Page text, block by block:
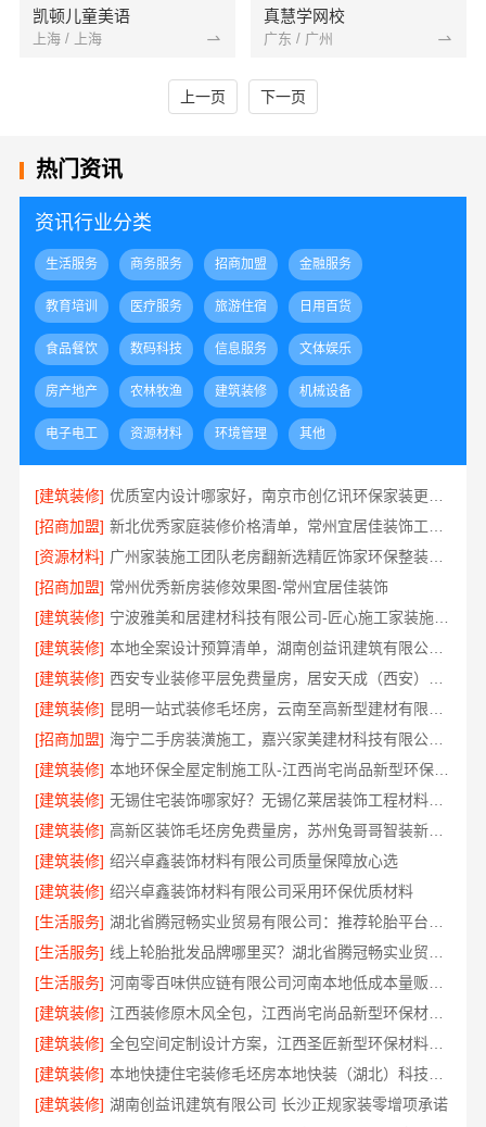
凯顿儿童美语
上海 / 上海
真慧学网校
广东 / 广州
上一页 下一页
热门资讯
资讯行业分类
生活服务 商务服务 招商加盟 金融服务
教育培训 医疗服务 旅游住宿 日用百货
食品餐饮 数码科技 信息服务 文体娱乐
房产地产 农林牧渔 建筑装修 机械设备
电子电工 资源材料 环境管理 其他
[建筑装修]
[招商加盟]
[资源材料]
广州家装施工团队老房翻新选精匠饰家环保整装焕新家
[招商加盟] 常州优秀新房装修效果图-常州宜居佳装饰
[建筑装修]
宁波雅美和居建材科技有限公司-匠心施工家装施工对接渠道
[建筑装修]
本地全案设计预算清单，湖南创益讯建筑有限公司透明公开
[建筑装修]
[建筑装修]
[招商加盟]
海宁二手房装潢施工，嘉兴家美建材科技有限公司专业施工
[建筑装修]
本地环保全屋定制施工队-江西尚宅尚品新型环保材料有限公司
[建筑装修]
无锡住宅装饰哪家好？无锡亿莱居装饰工程材料有限公司
[建筑装修]
高新区装饰毛坯房免费量房，苏州兔哥哥智装新材料有限公司专业顾问上门
[建筑装修] 绍兴卓鑫装饰材料有限公司质量保障放心选
[建筑装修] 绍兴卓鑫装饰材料有限公司采用环保优质材料
[生活服务]
[生活服务]
[生活服务]
[建筑装修]
江西装修原木风全包，江西尚宅尚品新型环保材料有限公司
[建筑装修]
全包空间定制设计方案，江西圣匠新型环保材料有限公司
[建筑装修]
[建筑装修] 湖南创益讯建筑有限公司 长沙正规家装零增项承诺